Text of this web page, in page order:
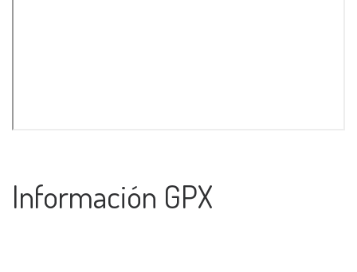
Información GPX